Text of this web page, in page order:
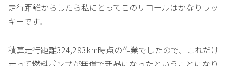
走行距離からしたら私にとってこのリコールはかなりラッ
キーです。
積算走行距離324,293km時点の作業でしたので、これだけ